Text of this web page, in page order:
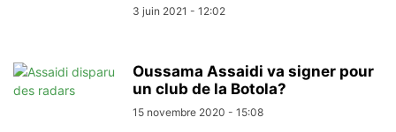
3 juin 2021 - 12:02
Oussama Assaidi va signer pour
un club de la Botola?
15 novembre 2020 - 15:08